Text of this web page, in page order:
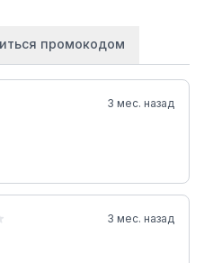
промокодом
3 мес. назад
3 мес. назад